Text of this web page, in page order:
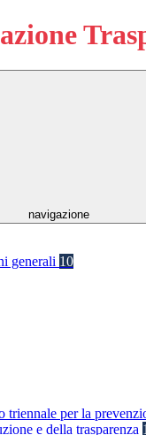
navigazione
generali 10
triennale per la
e della trasparenza 1